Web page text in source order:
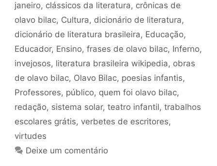
janeiro, clássicos da literatura, crônicas de
olavo bilac, Cultura, dicionário de literatura,
dicionário de literatura brasileira, Educação,
Educador, Ensino, frases de olavo bilac, Inferno,
invejosos, literatura brasileira wikipedia, obras
de olavo bilac, Olavo Bilac, poesias infantis,
Professores, público, quem foi olavo bilac,
redação, sistema solar, teatro infantil, trabalhos
escolares grátis, verbetes de escritores,
virtudes
Deixe um comentário